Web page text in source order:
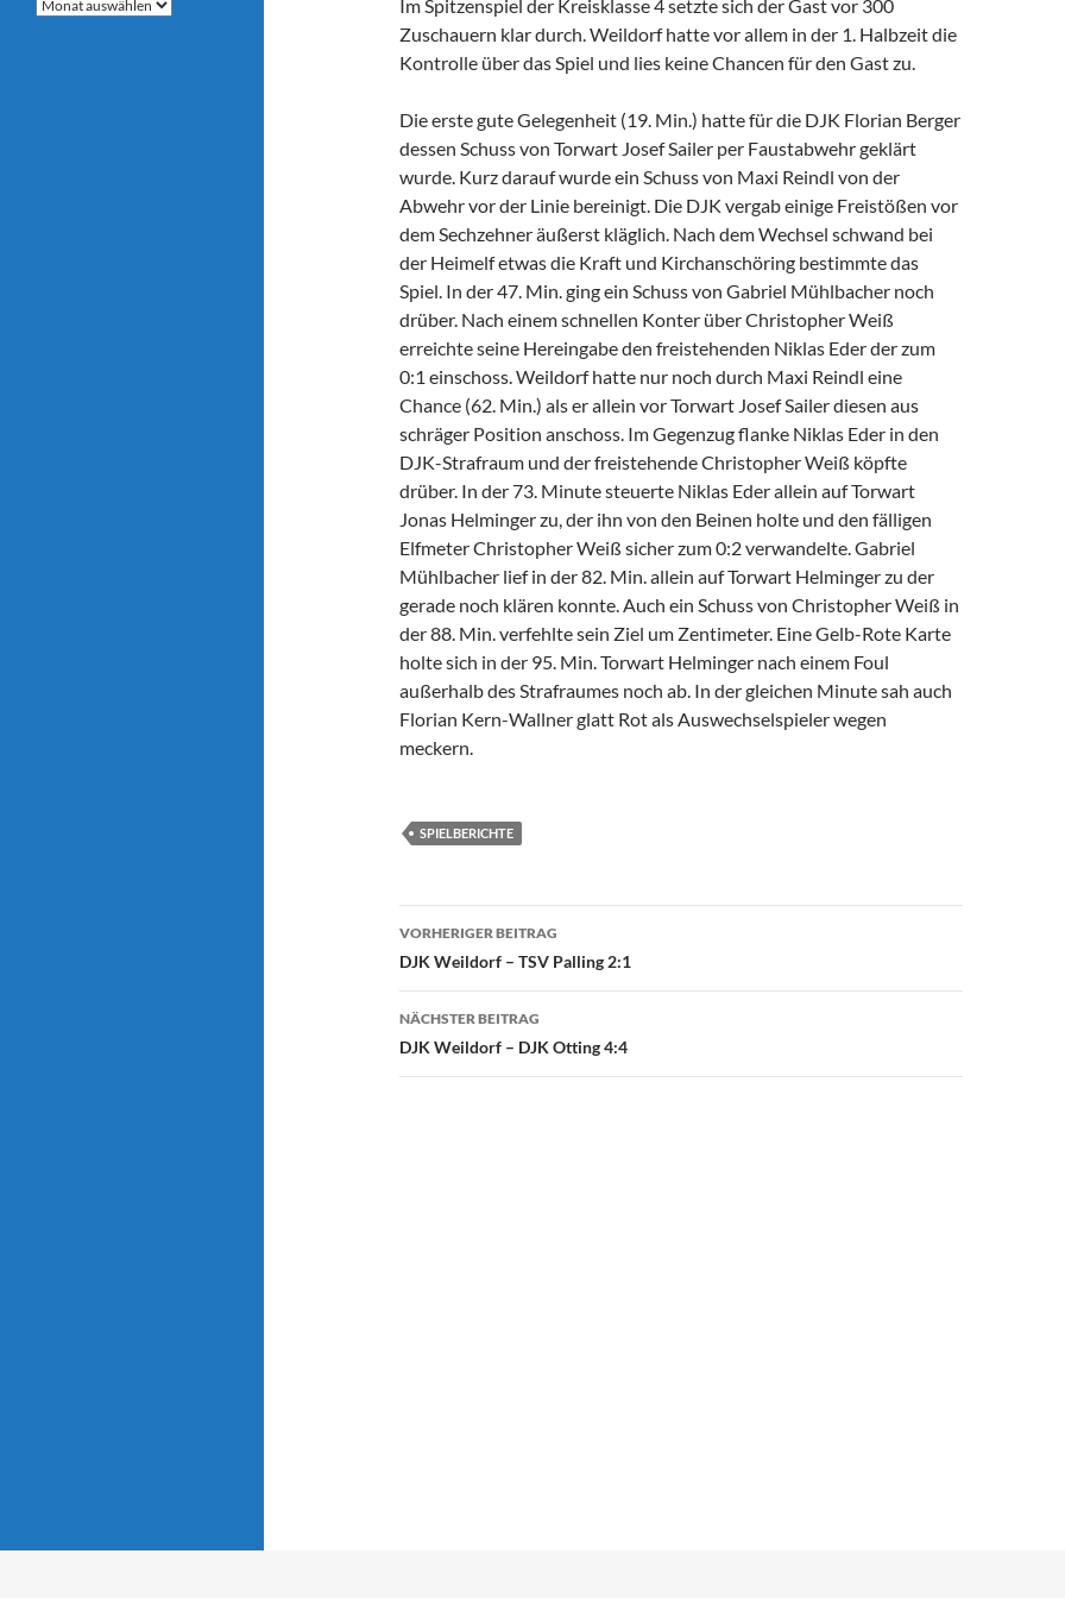
Im Spitzenspiel der Kreisklasse 4 setzte sich der Gast vor 300
Zuschauern klar durch. Weildorf hatte vor allem in der 1. Halbzeit die
Kontrolle über das Spiel und lies keine Chancen für den Gast zu.
Die erste gute Gelegenheit (19. Min.) hatte für die DJK Florian Berger
dessen Schuss von Torwart Josef Sailer per Faustabwehr geklärt
wurde. Kurz darauf wurde ein Schuss von Maxi Reindl von der
Abwehr vor der Linie bereinigt. Die DJK vergab einige Freistößen vor
dem Sechzehner äußerst kläglich. Nach dem Wechsel schwand bei
der Heimelf etwas die Kraft und Kirchanschöring bestimmte das
Spiel. In der 47. Min. ging ein Schuss von Gabriel Mühlbacher noch
drüber. Nach einem schnellen Konter über Christopher Weiß
erreichte seine Hereingabe den freistehenden Niklas Eder der zum
0:1 einschoss. Weildorf hatte nur noch durch Maxi Reindl eine
Chance (62. Min.) als er allein vor Torwart Josef Sailer diesen aus
schräger Position anschoss. Im Gegenzug flanke Niklas Eder in den
DJK-Strafraum und der freistehende Christopher Weiß köpfte
drüber. In der 73. Minute steuerte Niklas Eder allein auf Torwart
Jonas Helminger zu, der ihn von den Beinen holte und den fälligen
Elfmeter Christopher Weiß sicher zum 0:2 verwandelte. Gabriel
Mühlbacher lief in der 82. Min. allein auf Torwart Helminger zu der
gerade noch klären konnte. Auch ein Schuss von Christopher Weiß in
der 88. Min. verfehlte sein Ziel um Zentimeter. Eine Gelb-Rote Karte
holte sich in der 95. Min. Torwart Helminger nach einem Foul
außerhalb des Strafraumes noch ab. In der gleichen Minute sah auch
Florian Kern-Wallner glatt Rot als Auswechselspieler wegen
meckern.
SPIELBERICHTE
Beitragsnavigation
VORHERIGER BEITRAG
DJK Weildorf – TSV Palling 2:1
NÄCHSTER BEITRAG
DJK Weildorf – DJK Otting 4:4